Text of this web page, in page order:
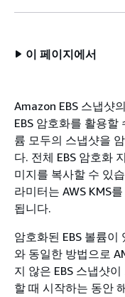
이 페이지에서
Amazon EBS 스냅샷
EBS 암호화를 활용
륨 모두의 스냅샷을
다. 전체 EBS 암호화
미지를 복사할 수 있
라미터는 AWS KMS
됩니다.
암호화된 EBS 볼륨이
와 동일한 방법으로
지 않은 EBS 스냅샷
할 때 시작하는 동안